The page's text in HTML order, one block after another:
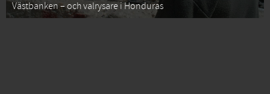
Västbanken – och valrysare i Honduras